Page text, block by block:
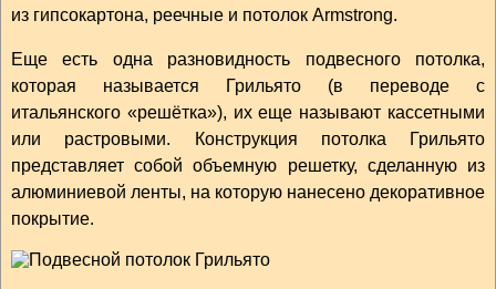
из гипсокартона, реечные и потолок Armstrong.
Еще есть одна разновидность подвесного потолка,
которая называется Грильято (в переводе с
итальянского «решётка»), их еще называют кассетными
или растровыми. Конструкция потолка Грильято
представляет собой объемную решетку, сделанную из
алюминиевой ленты, на которую нанесено декоративное
покрытие.